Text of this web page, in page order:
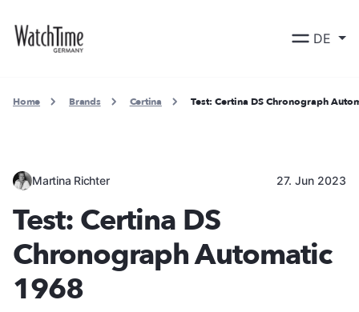
DE
Home Brands Certina Test: Certina DS Chronograph
Martina Richter 27. Jun 2023
Test: Certina DS
Chronograph Automatic
1968